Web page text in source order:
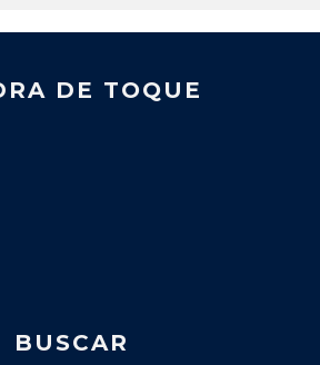
DE TOQUE
BUSCAR